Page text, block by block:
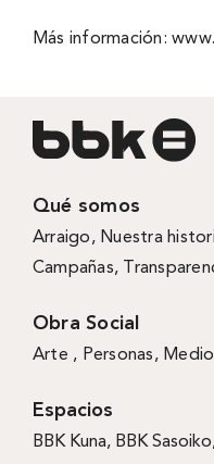
Más información:
Qué somos
Arraigo, Nuestra
Campañas,
Obra Social
Arte , Personas,
Espacios
BBK Kuna, BBK